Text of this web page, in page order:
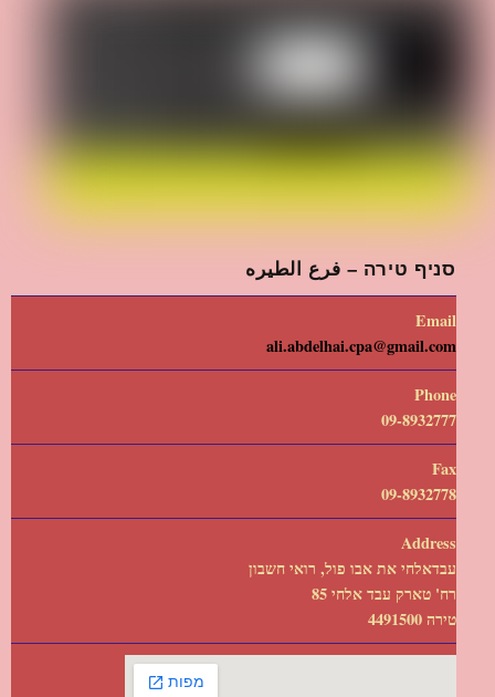
סניף טירה – فرع الطيره
Email
ali.abdelhai.cpa@gmail.com
Phone
09-8932777
Fax
09-8932778
Address
עבדאלחי את אבו פול, רואי חשבון
רח' טארק עבד אלחי 85
טירה 4491500